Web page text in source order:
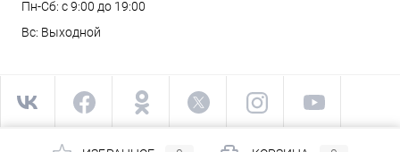
Пн-Сб: с 9:00 до 19:00
Вс: Выходной